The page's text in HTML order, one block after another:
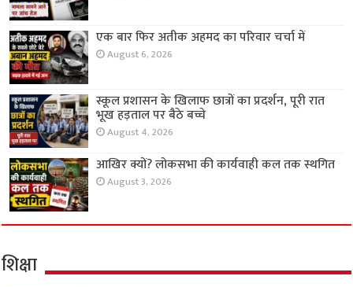
एक बार फिर अतीक अहमद का परिवार चर्चा में
August 6, 2026
स्कूल प्रशासन के खिलाफ छात्रों का प्रदर्शन, पूरी रात
भूख हड़ताल पर बैठे बच्चे
August 4, 2026
आखिर क्यों? लोकसभा की कार्यवाही कल तक स्थगित
August 3, 2026
शिक्षा